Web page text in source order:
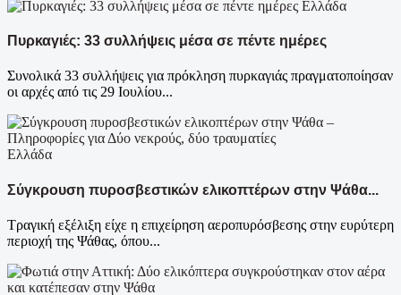
Ελλάδα
Πυρκαγιές: 33 συλλήψεις μέσα σε πέντε ημέρες
Συνολικά 33 συλλήψεις για πρόκληση πυρκαγιάς πραγματοποίησαν
οι αρχές από τις 29 Ιουλίου...
Ελλάδα
Σύγκρουση πυροσβεστικών ελικοπτέρων στην Ψάθα...
Τραγική εξέλιξη είχε η επιχείρηση αεροπυρόσβεσης στην ευρύτερη
περιοχή της Ψάθας, όπου...